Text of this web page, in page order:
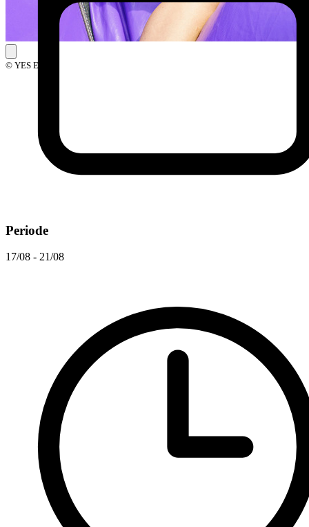
© YES Events
Periode
17/08 - 21/08